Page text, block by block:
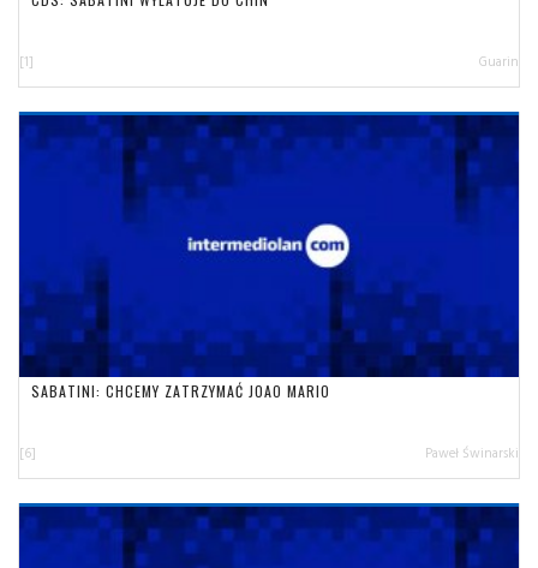
[1] Guarin
SABATINI: CHCEMY ZATRZYMAĆ JOAO MARIO
[6] Paweł Świnarski